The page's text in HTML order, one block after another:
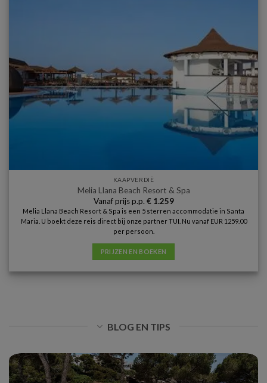
KAAPVERDIË
Melia Llana Beach Resort & Spa
Vanaf prijs p.p. €1.259
Melia Llana Beach Resort & Spa is een 5 sterren accommodatie in Santa
Maria. U boekt deze reis direct bij onze partner TUI. Nu vanaf EUR 1259.00
per persoon.
PRIJZEN EN BOEKEN
BLOG EN TIPS